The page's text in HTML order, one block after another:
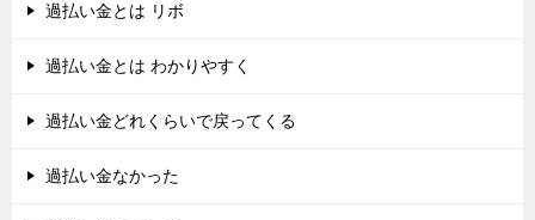
過払い金とは リボ
過払い金とは わかりやすく
過払い金どれくらいで戻ってくる
過払い金なかった